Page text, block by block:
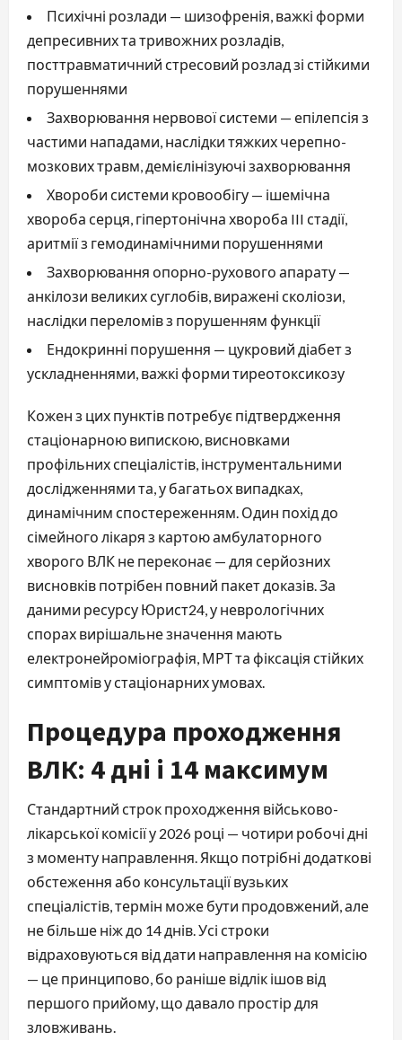
Психічні розлади — шизофренія, важкі форми
депресивних та тривожних розладів,
посттравматичний стресовий розлад зі стійкими
порушеннями
Захворювання нервової системи — епілепсія з
частими нападами, наслідки тяжких черепно-
мозкових травм, демієлінізуючі захворювання
Хвороби системи кровообігу — ішемічна
хвороба серця, гіпертонічна хвороба III стадії,
аритмії з гемодинамічними порушеннями
Захворювання опорно-рухового апарату —
анкілози великих суглобів, виражені сколіози,
наслідки переломів з порушенням функції
Ендокринні порушення — цукровий діабет з
ускладненнями, важкі форми тиреотоксикозу
Кожен з цих пунктів потребує підтвердження
стаціонарною випискою, висновками
профільних спеціалістів, інструментальними
дослідженнями та, у багатьох випадках,
динамічним спостереженням. Один похід до
сімейного лікаря з картою амбулаторного
хворого ВЛК не переконає — для серйозних
висновків потрібен повний пакет доказів. За
даними ресурсу Юрист24, у неврологічних
спорах вирішальне значення мають
електронейроміографія, МРТ та фіксація стійких
симптомів у стаціонарних умовах.
Процедура проходження
ВЛК: 4 дні і 14 максимум
Стандартний строк проходження військово-
лікарської комісії у 2026 році — чотири робочі дні
з моменту направлення. Якщо потрібні додаткові
обстеження або консультації вузьких
спеціалістів, термін може бути продовжений, але
не більше ніж до 14 днів. Усі строки
відраховуються від дати направлення на комісію
— це принципово, бо раніше відлік ішов від
першого прийому, що давало простір для
зловживань.